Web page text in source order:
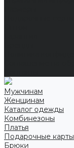
Мужчинам
Женщинам
Каталог одежды
Комбинезоны
Платья
Подарочные карты
Брюки